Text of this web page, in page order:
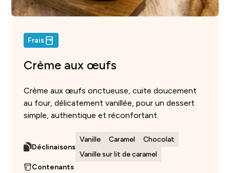
Frais
Crème aux œufs
Crème aux œufs onctueuse, cuite doucement
au four, délicatement vanillée, pour un dessert
simple, authentique et réconfortant.
Déclinaisons
Vanille Caramel
Chocolat
Vanille sur lit de caramel
Contenants